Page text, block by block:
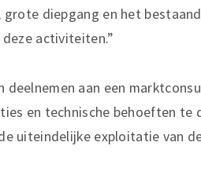
diepgang en het
activiteiten.”
deelnemen aan een
en technische behoeften te
uiteindelijke exploitatie van